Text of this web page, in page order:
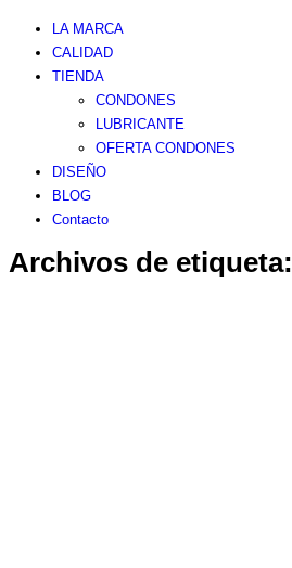
LA MARCA
CALIDAD
TIENDA
CONDONES
LUBRICANTE
OFERTA CONDONES
DISEÑO
BLOG
Contacto
Archivos de etiqueta: